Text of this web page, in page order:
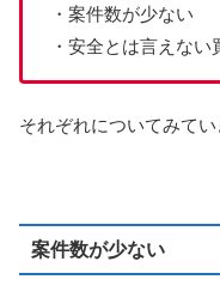
・案件数が少ない
・安全とは言えな
それぞれについてみてい
案件数が少ない